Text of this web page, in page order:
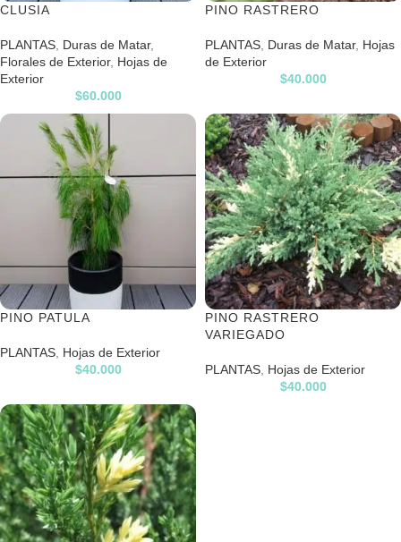
CLUSIA
PLANTAS Duras de Matar,
Florales de Exterior, Hojas de
Exterior
$60.000
PINO RASTRERO
PLANTAS Duras de Matar, Hojas
de Exterior
$40.000
PINO PATULA
PLANTAS Hojas de Exterior
$40.000
PINO RASTRERO
VARIEGADO
PLANTAS Hojas de Exterior
$40.000